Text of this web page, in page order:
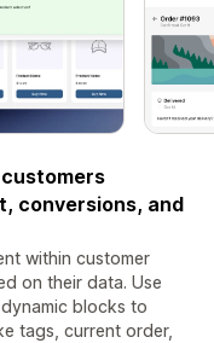
conversions, and
within customer
on their data. Use
blocks to
tags, current order,